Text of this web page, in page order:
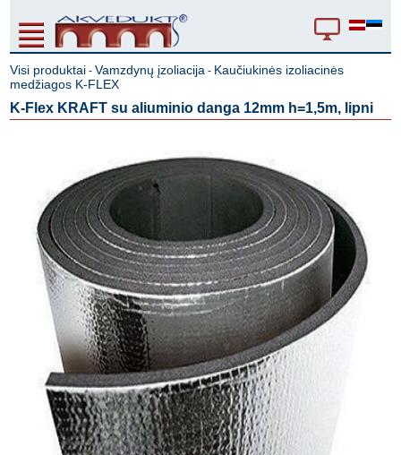
Visi produktai -Vamzdynų įzoliacija - Kaučiukinės izoliacinės
medžiagos K-FLEX
K-Flex KRAFT su aliuminio danga 12mm h=1,5m, lipni